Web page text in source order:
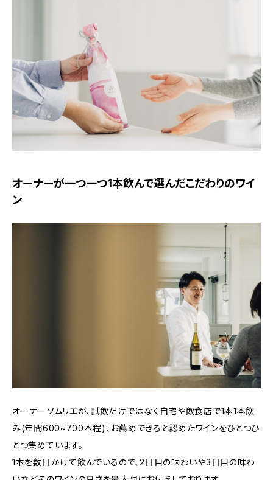
オーナーが一つ一つ1本飲んで選んだこだわりのワイ
ン
オーナーソムリエが、試飲だけではなく自宅や飲食店で1本1本飲
み(年間600~700本程)、お薦めできると認めたワインをひとつひ
とつ集めています。
1本を数日かけて飲んでいるので、2日目の味わいや3日目の味わ